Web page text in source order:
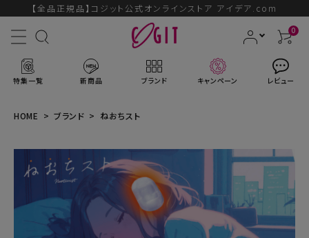
【全品正規品】コジット公式オンラインストア アイデア.com
0
特集一覧 新商品 ブランド キャンペーン レビュー
ACCOUNT MENU
ログイン 会員登録
HOME ブランド ねおちスト